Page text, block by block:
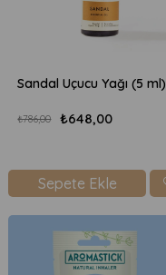
Sandal Uçucu Yağı (5 ml)
₺648,00
₺786,00
Sepete Ekle